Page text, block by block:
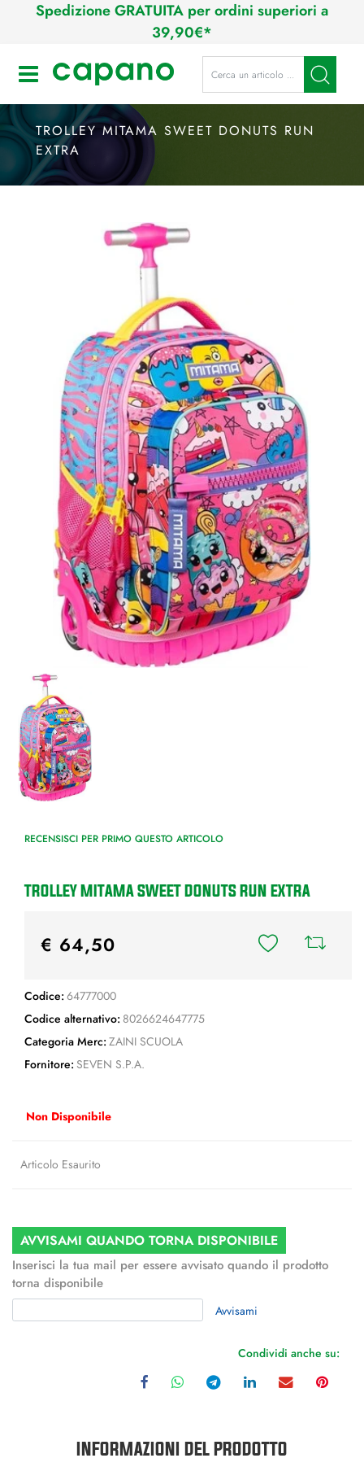
Spedizione GRATUITA per ordini superiori a
39,90€*
Open La modifica di un filtro
TROLLEY MITAMA SWEET DONUTS RUN
EXTRA
RECENSISCI PER PRIMO QUESTO ARTICOLO
TROLLEY MITAMA SWEET DONUTS RUN EXTRA
€ 64,50
Codice: 64777000
Codice alternativo: 8026624647775
Categoria Merc: ZAINI SCUOLA
Fornitore: SEVEN S.P.A.
Non Disponibile
Articolo Esaurito
AVVISAMI QUANDO TORNA DISPONIBILE
Inserisci la tua mail per essere avvisato quando il prodotto
torna disponibile
Avvisami
Condividi anche su:
INFORMAZIONI DEL PRODOTTO